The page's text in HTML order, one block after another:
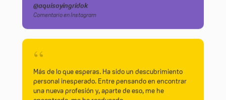
@aquisoyingridok
Comentario en Instagram
“
Más de lo que esperas. Ha sido un descubrimiento
personal inesperado. Entre pensando en encontrar
una nueva profesión y, aparte de eso, me he